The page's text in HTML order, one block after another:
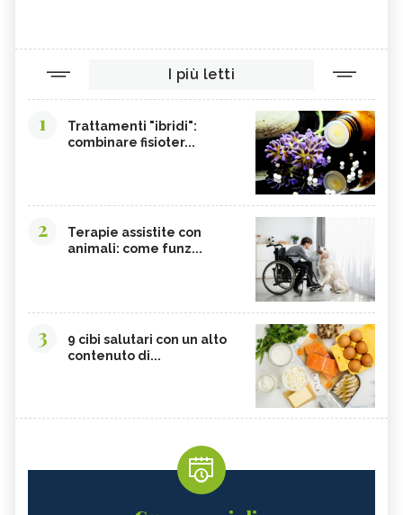
I più letti
1
Trattamenti "ibridi":
combinare fisioter...
2
Terapie assistite con
animali: come funz...
3
9 cibi salutari con un alto
contenuto di...